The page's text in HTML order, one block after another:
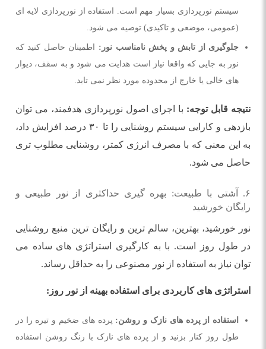
سیستم نورپردازی بسیار مهم است. استفاده از نورپردازی لایه ای
(عمومی، موضعی و تاکیدی) توصیه می شود.
جلوگیری از تابش و پخش نامناسب نور: اطمینان حاصل کنید که
نور به جایی که واقعا نیاز است هدایت می شود و به سقف، دیوار
های خالی یا خارج از محدوده مورد نظر نمی تابد.
نتیجه قابل توجه: با اجرای اصول نورپردازی هدفمند، می توان
بازدهی و کارایی سیستم روشنایی را تا ۳۰ درصد افزایش داد،
به این معنی که با مصرف انرژی کمتر، روشنایی مطلوب تری
حاصل می شود.
۶. آشتی با طبیعت: بهره گیری حداکثری از نور طبیعی و
رایگان خورشید
نور خورشید، بهترین، سالم ترین و رایگان ترین منبع روشنایی
در طول روز است. با به کارگیری استراتژی های ساده می
توان نیاز به استفاده از نور مصنوعی را به حداقل رساند.
استراتژی های کاربردی برای استفاده بهینه از نور روز:
استفاده از پرده های نازک و روشن: پرده های ضخیم و تیره را در
طول روز کنار بزنید و از پرده های نازک با رنگ روشن استفاده